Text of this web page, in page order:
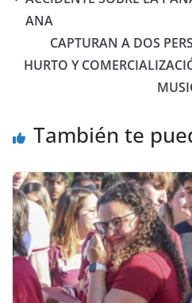
ANA
CAPTURAN A DOS
HURTO Y
También te